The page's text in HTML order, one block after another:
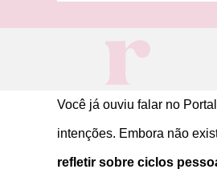
Você já ouviu falar no
intenções. Embora não
refletir sobre ciclos